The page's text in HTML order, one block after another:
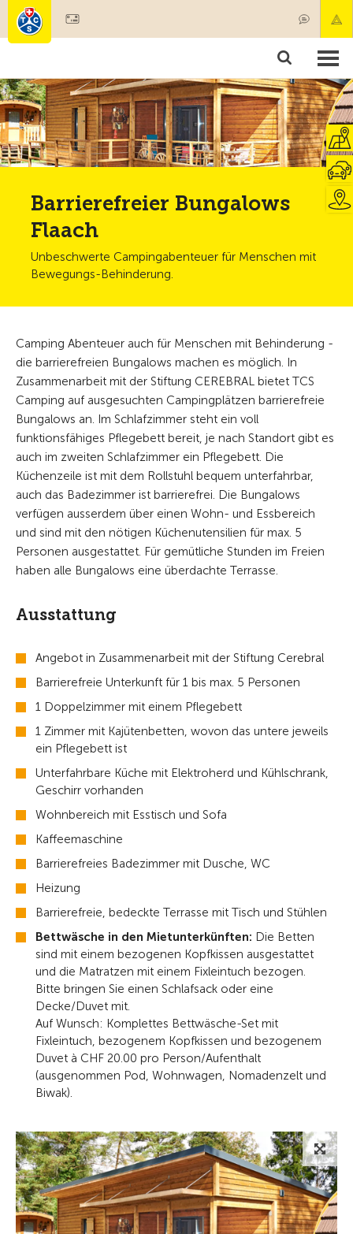
Mitgliedschaft & Leistungen
Test, Sicherheit & Gesundheit
Barrierefreier Bungalows
Flaach
Unbeschwerte Campingabenteuer für Menschen mit
Bewegungs-Behinderung.
Camping Abenteuer auch für Menschen mit Behinderung -
die barrierefreien Bungalows machen es möglich. In
Zusammenarbeit mit der Stiftung CEREBRAL bietet TCS
Camping auf ausgesuchten Campingplätzen barrierefreie
Bungalows an. Im Schlafzimmer steht ein voll
funktionsfähiges Pflegebett bereit, je nach Standort gibt es
auch im zweiten Schlafzimmer ein Pflegebett. Die
Küchenzeile ist mit dem Rollstuhl bequem unterfahrbar,
auch das Badezimmer ist barrierefrei. Die Bungalows
verfügen ausserdem über einen Wohn- und Essbereich
und sind mit den nötigen Küchenutensilien für max. 5
Personen ausgestattet. Für gemütliche Stunden im Freien
haben alle Bungalows eine überdachte Terrasse.
Ausstattung
Angebot in Zusammenarbeit mit der Stiftung Cerebral
Barrierefreie Unterkunft für 1 bis max. 5 Personen
1 Doppelzimmer mit einem Pflegebett
1 Zimmer mit Kajütenbetten, wovon das untere jeweils
ein Pflegebett ist
Unterfahrbare Küche mit Elektroherd und Kühlschrank,
Geschirr vorhanden
Wohnbereich mit Esstisch und Sofa
Kaffeemaschine
Barrierefreies Badezimmer mit Dusche, WC
Heizung
Barrierefreie, bedeckte Terrasse mit Tisch und Stühlen
Bettwäsche in den Mietunterkünften: Die Betten
sind mit einem bezogenen Kopfkissen ausgestattet
und die Matratzen mit einem Fixleintuch bezogen.
Bitte bringen Sie einen Schlafsack oder eine
Decke/Duvet mit.
Auf Wunsch: Komplettes Bettwäsche-Set mit
Fixleintuch, bezogenem Kopfkissen und bezogenem
Duvet à CHF 20.00 pro Person/Aufenthalt
(ausgenommen Pod, Wohnwagen, Nomadenzelt und
Biwak).